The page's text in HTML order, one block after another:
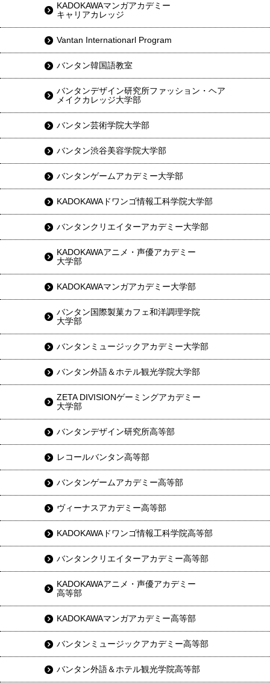
KADOKAWAマンガアカデミー
キャリアカレッジ
Vantan Internationarl Program
バンタン韓国語教室
バンタンデザイン研究所ファッション・ヘア
メイクカレッジ大学部
バンタン芸術学院大学部
バンタン渋谷美容学院大学部
バンタンゲームアカデミー大学部
KADOKAWAドワンゴ情報工科学院大学部
バンタンクリエイターアカデミー大学部
KADOKAWAアニメ・声優アカデミー
大学部
KADOKAWAマンガアカデミー大学部
バンタン国際製菓カフェ和洋調理学院
大学部
バンタンミュージックアカデミー大学部
バンタン外語＆ホテル観光学院大学部
ZETA DIVISIONゲーミングアカデミー
大学部
バンタンデザイン研究所高等部
レコールバンタン高等部
バンタンゲームアカデミー高等部
ヴィーナスアカデミー高等部
KADOKAWAドワンゴ情報工科学院高等部
バンタンクリエイターアカデミー高等部
KADOKAWAアニメ・声優アカデミー
高等部
KADOKAWAマンガアカデミー高等部
バンタンミュージックアカデミー高等部
バンタン外語＆ホテル観光学院高等部